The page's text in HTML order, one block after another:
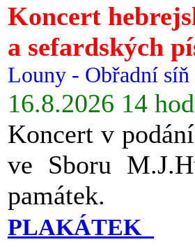
Koncert
a sefardských
Louny - Obřadní
16.8.2026 14
Koncert v
ve Sboru
památek.
PLAKÁTEK